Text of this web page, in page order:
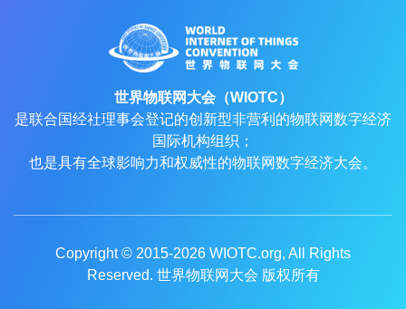
世界物联网大会（WIOTC）
是联合国经社理事会登记的创新型非营利的物联网数字经济
国际机构组织；
也是具有全球影响力和权威性的物联网数字经济大会。
Copyright © 2015-2026 WIOTC.org, All Rights
Reserved. 世界物联网大会 版权所有